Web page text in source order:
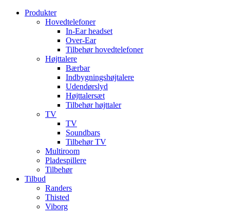
VidereProdukter
Hovedtelefoner
In-Ear headset
Over-Ear
Tilbehør hovedtelefoner
Højttalere
Bærbar
Indbygningshøjtalere
Udendørslyd
Højttalersæt
Tilbehør højttaler
TV
TV
Soundbars
Tilbehør TV
Multiroom
Pladespillere
Tilbehør
Tilbud
Randers
Thisted
Viborg